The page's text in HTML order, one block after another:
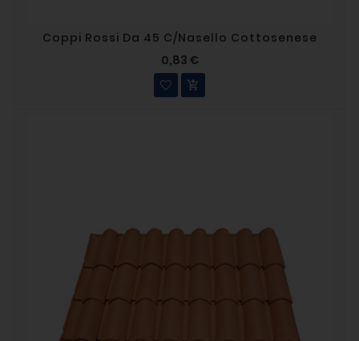
Coppi Rossi Da 45 C/nasello Cottosenese
0,83 €
